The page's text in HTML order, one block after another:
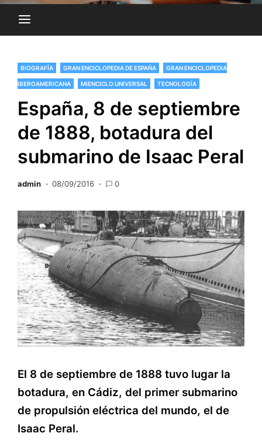
BIOGRAFÍA GRAN ENCICLOPEDIA DE ESPAÑA GRAN ENCICLOPEDIA
IBEROAMERICANA MIENCICLO UNIVERSAL TECNOLOGÍA
España, 8 de septiembre
de 1888, botadura del
submarino de Isaac Peral
admin 08/09/2016 0
El 8 de septiembre de 1888 tuvo lugar la
botadura, en Cádiz, del primer submarino
de propulsión eléctrica del mundo, el de
Isaac Peral.